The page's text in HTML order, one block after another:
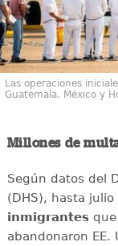
Las operaciones
Guatemala, México y
Millones de
Según datos del
(DHS), hasta
inmigrantesque
abandonaron